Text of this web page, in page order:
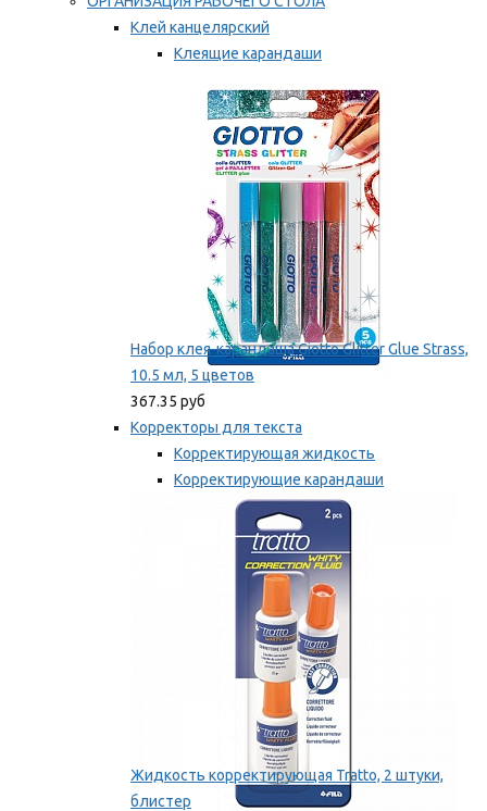
Клей канцелярский
Клеящие карандаши
Мы рекомендуем
Набор клея-карандаша Giotto Glitter Glue Strass,
10.5 мл, 5 цветов
367.35 руб
Корректоры для текста
Корректирующая жидкость
Корректирующие карандаши
Корректирующие ленты
Мы рекомендуем
Жидкость корректирующая Tratto, 2 штуки,
блистер